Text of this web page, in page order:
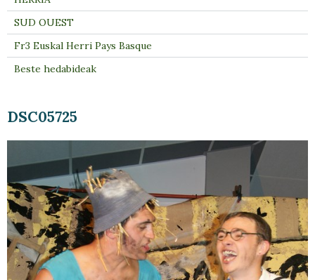
DSC05725
SUD OUEST
Fr3 Euskal Herri Pays Basque
Beste hedabideak